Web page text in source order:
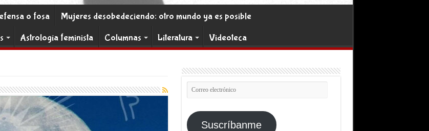
o fosa
Mujeres desobedeciendo: otro mundo ya es posible
Astrología feminista Columnas Literatura Videoteca
Correo
electrónico
Suscríbanme